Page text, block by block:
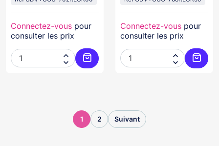
Connectez-vous pour
consulter les prix


Ajouter au panier
Connectez-vous pour
consulter les prix


1 2 Suivant